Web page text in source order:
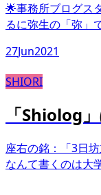
🌟事務所ブログス
るに弥生の「弥」
27Jun2021
SHIORI
「Shiolog
座右の銘：「3日
なんて書くのは大